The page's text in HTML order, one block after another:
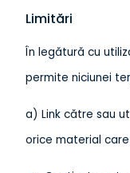
Limitări
În legătură cu
permite niciunei
a) Link către sau
orice material